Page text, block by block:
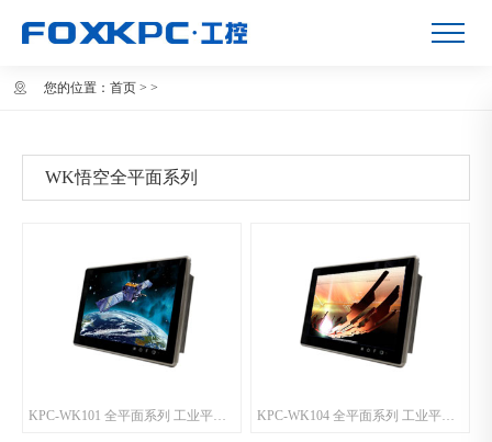
您的位置： 首页 > >
WK悟空全平面系列
KPC-WK101 全平面系列 工业平板电脑 KPC-WK104 全平面系列 工业平板电脑